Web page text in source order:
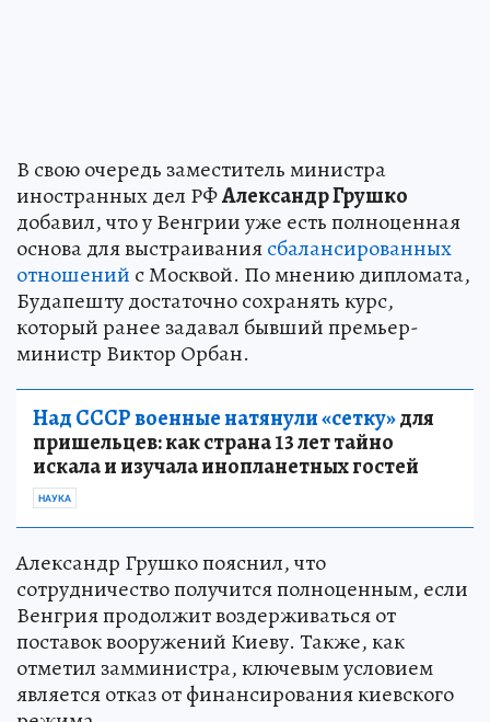
В свою очередь заместитель министра
иностранных дел РФАлександр Грушко
добавил, что у Венгрии уже есть полноценная
основа для выстраиваниясбалансированных
отношений с Москвой. По мнению дипломата,
Будапешту достаточно сохранять курс,
который ранее задавал бывший премьер-
министр Виктор Орбан.
Над СССР военные натянули «сетку»для
пришельцев: как страна 13 лет тайно
искала и изучала инопланетных гостей
НАУКА
Александр Грушко пояснил, что
сотрудничество получится полноценным, если
Венгрия продолжит воздерживаться от
поставок вооружений Киеву. Также, как
отметил замминистра, ключевым условием
является отказ от финансирования киевского